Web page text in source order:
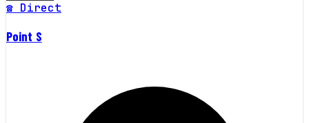
☎ Direct
Point S